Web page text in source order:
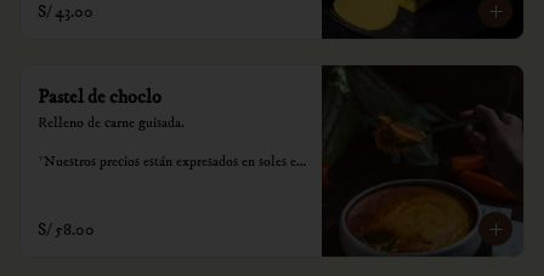
S/ 43.00
Pastel de choclo
Relleno de carne guisada.
*Nuestros precios están expresados en soles e
S/ 58.00